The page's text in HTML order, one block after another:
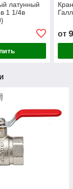
латунный
1 1/4в
от